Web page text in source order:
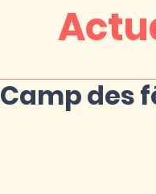
Camp des